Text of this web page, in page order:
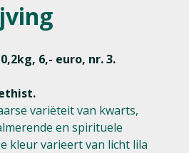
6,- euro, nr. 3.
variëteit van kwarts,
en spirituele
kleur varieert van licht lila